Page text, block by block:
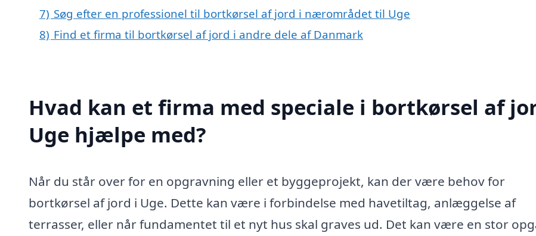
7) Søg efter en professionel til bortkørsel af jord i nærområdet til Uge
8) Find et firma til bortkørsel af jord i andre dele af Danmark
Hvad kan et firma med speciale i bortkørsel af
Uge hjælpe med?
Når du står over for en opgravning eller et byggeprojekt, kan der være behov for
bortkørsel af jord i Uge. Dette kan være i forbindelse med havetiltag, anlæggelse af
terrasser, eller når fundamentet til et nyt hus skal graves ud. Det kan være en stor